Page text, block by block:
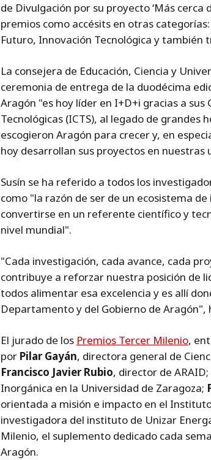
de Divulgación por su proyecto ‘Más cerca
premios como accésits en otras
Futuro, Innovación Tecnológica y también
La consejera de Educación, Ciencia y
ceremonia de entrega de la duodécima
Aragón "es hoy líder en I+D+i gracias a
Tecnológicas (ICTS), al legado de grandes
escogieron Aragón para crecer y, en
hoy desarrollan sus proyectos en
Susín se ha referido a todos los
como "la razón de ser de un ecosistema
convertirse en un referente científico y
nivel mundial".
"Cada investigación, cada avance, cada
contribuye a reforzar nuestra posición de
todos alimentar esa excelencia y es allí
Departamento y del Gobierno de Aragón",
El jurado de los Premios Tercer Milenio,
por Pilar Gayán, directora general de
Francisco Javier Rubio, director de ARAID;
Inorgánica en la Universidad de Zaragoza;
orientada a misión e impacto en el
investigadora del instituto de Unizar
Milenio, el suplemento dedicado cada
Aragón.